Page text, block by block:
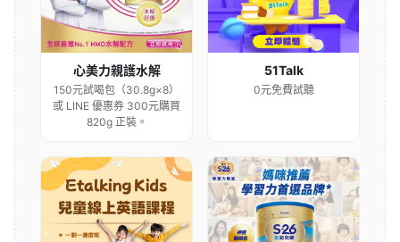
心美力親護水解
150元試喝包（30.8g×8）
或 LINE 優惠券 300元購買
820g 正裝。
51Talk
0元免費試聽